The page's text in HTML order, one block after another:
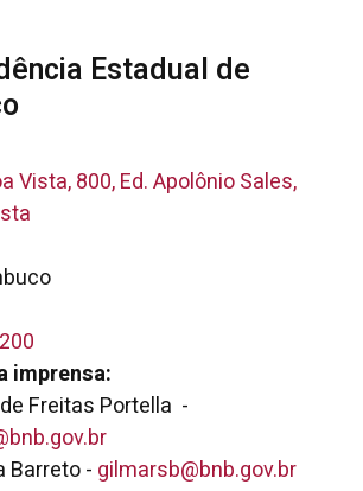
Estadual de
Vista, 800, Ed. Apolônio Sales,
imprensa:
Freitas Portella -
Barreto - gilmarsb@bnb.gov.br